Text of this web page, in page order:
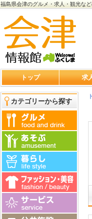
福島県会津のグルメ・求人・観光な
トップ 求
カテゴリーから探す